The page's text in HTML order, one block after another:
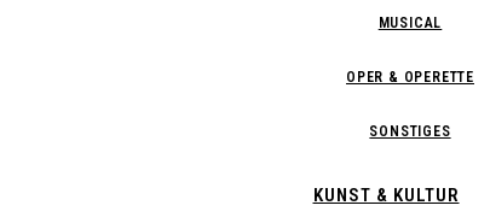
MUSICAL
OPER & OPERETTE
SONSTIGES
KUNST & KULTUR